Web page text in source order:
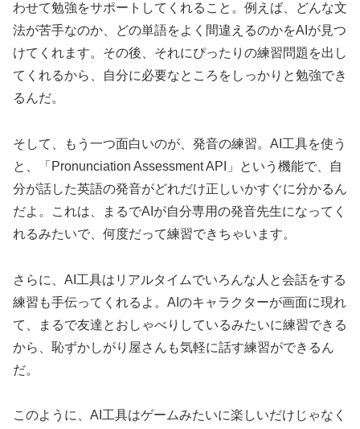
わせて勉強をサポートしてくれること。例えば、どんな文
法が苦手なのか、どの単語をよく間違えるのかをAIが見つ
けてくれます。その後、それにぴったりの練習問題を出し
てくれるから、自分に必要なところをしっかりと勉強でき
るんだ。
そして、もう一つ面白いのが、発音の練習。AI工具を使う
と、「Pronunciation Assessment API」という機能で、自
分が話した英語の発音がどれだけ正しいかすぐに分かるん
だよ。これは、まるでAIが自分専用の発音先生になってく
れるみたいで、何度だって練習できちゃいます。
さらに、AI工具はリアルタイムでいろんな人と会話をする
練習も手伝ってくれるよ。AIのキャラクターが画面に現れ
て、まるで友達とおしゃべりしているみたいに練習できる
から、恥ずかしがり屋さんも気軽に話す練習ができるん
だ。
このように、AI工具はゲームみたいに楽しいだけじゃなく